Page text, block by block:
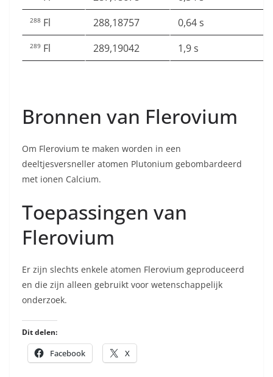
288 Fl 288,18757 0,64 s
289 Fl 289,19042 1,9 s
Bronnen van Flerovium
Om Flerovium te maken worden in een
deeltjesversneller atomen Plutonium gebombardeerd
met ionen Calcium.
Toepassingen van
Flerovium
Er zijn slechts enkele atomen Flerovium geproduceerd
en die zijn alleen gebruikt voor wetenschappelijk
onderzoek.
Dit delen:
Facebook X